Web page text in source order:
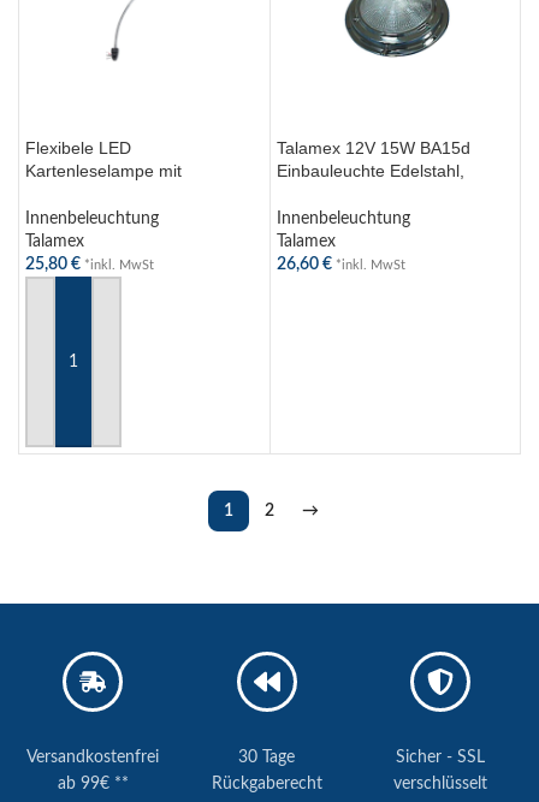
Flexibele LED
Kartenleselampe mit
roten LEDs – Talamex 12V
Innenbeleuchtung
Talamex
25,80 € *inkl. MwSt
Talamex 12V 15W BA15d
Einbauleuchte Edelstahl,
stilvolle Beleuchtung
Innenbeleuchtung
Talamex
26,60 € *inkl. MwSt
1 2 →
Versandkostenfrei
ab 99€ **
30 Tage
Rückgaberecht
Sicher - SSL
verschlüsselt